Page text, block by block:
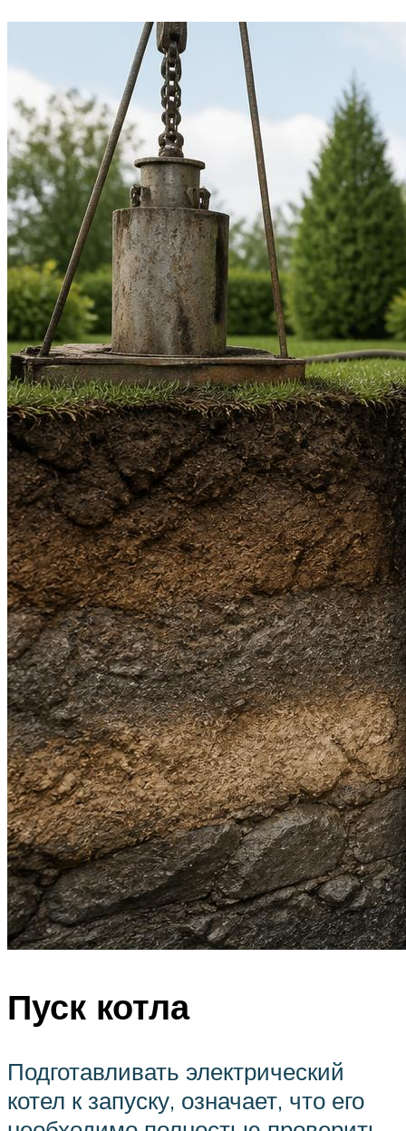
Пуск котла
Подготавливать электрический
котел к запуску, означает, что его